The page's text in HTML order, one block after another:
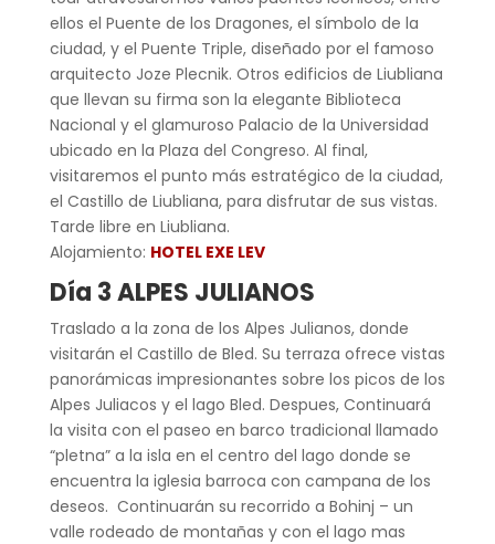
ellos el Puente de los Dragones, el símbolo de la
ciudad, y el Puente Triple, diseñado por el famoso
arquitecto Joze Plecnik. Otros edificios de Liubliana
que llevan su firma son la elegante Biblioteca
Nacional y el glamuroso Palacio de la Universidad
ubicado en la Plaza del Congreso. Al final,
visitaremos el punto más estratégico de la ciudad,
el Castillo de Liubliana, para disfrutar de sus vistas.
Tarde libre en Liubliana.
Alojamiento: HOTEL EXE LEV
Día 3 ALPES JULIANOS
Traslado a la zona de los Alpes Julianos, donde
visitarán el Castillo de Bled. Su terraza ofrece vistas
panorámicas impresionantes sobre los picos de los
Alpes Juliacos y el lago Bled. Despues, Continuará
la visita con el paseo en barco tradicional llamado
“pletna” a la isla en el centro del lago donde se
encuentra la iglesia barroca con campana de los
deseos. Continuarán su recorrido a Bohinj – un
valle rodeado de montañas y con el lago mas